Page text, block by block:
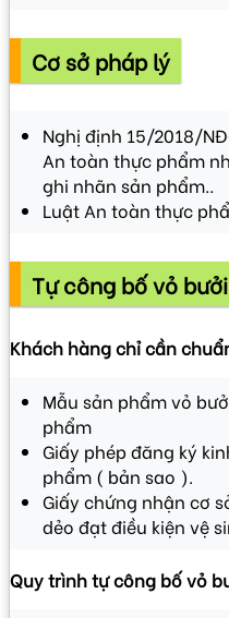
Cơ sở pháp lý
Nghị định 15/2018/
An toàn thực phẩm
ghi nhãn sản phẩm..
Luật An toàn thực
Tự công bố vỏ
Khách hàng chỉ cần
Mẫu sản phẩm vỏ
phẩm
Giấy phép đăng ký
phẩm ( bản sao ).
Giấy chứng nhận cơ
dẻo đạt điều kiện vệ
Quy trình tự công bố vỏ